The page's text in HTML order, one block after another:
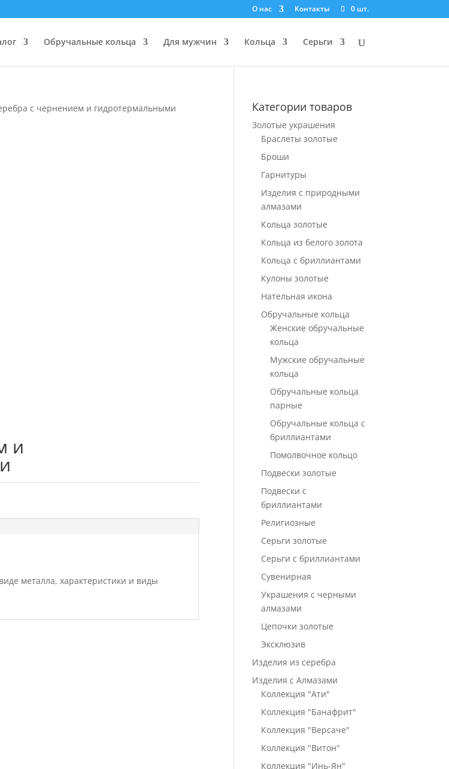
О нас Контакты 0 шт.
Обручальные кольца Для мужчин Кольца Серьги
с чернением и гидротермальными
и
металла, характеристики и виды
Категории товаров
Золотые украшения
Браслеты золотые
Броши
Гарнитуры
Изделия с природными
алмазами
Кольца золотые
Кольца из белого золота
Кольца с бриллиантами
Кулоны золотые
Нательная икона
Обручальные кольца
Женские обручальные
кольца
Мужские обручальные
кольца
Обручальные кольца
парные
Обручальные кольца с
бриллиантами
Помолвочное кольцо
Подвески золотые
Подвески с
бриллиантами
Религиозные
Серьги золотые
Серьги с бриллиантами
Сувенирная
Украшения с черными
алмазами
Цепочки золотые
Эксклюзив
Изделия из серебра
Изделия с Алмазами
Коллекция "Ати"
Коллекция "Банафрит"
Коллекция "Версаче"
Коллекция "Витон"
Коллекция "Инь-Ян"